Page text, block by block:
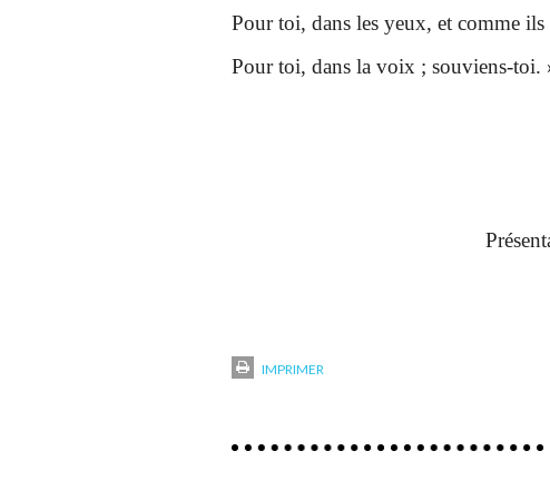
Pour toi, dans les yeux, et comme ils
Pour toi, dans la voix ; souviens-toi.
IMPRIMER